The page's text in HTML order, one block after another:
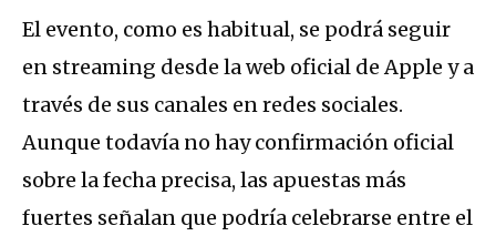
El evento, como es habitual, se podrá seguir
en streaming desde la web oficial de Apple y a
través de sus canales en redes sociales.
Aunque todavía no hay confirmación oficial
sobre la fecha precisa, las apuestas más
fuertes señalan que podría celebrarse entre el